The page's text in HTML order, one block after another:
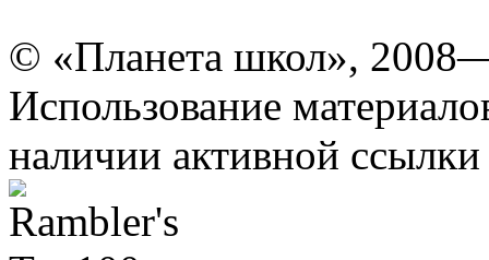
© «Планета школ»,
Использование
наличии активной